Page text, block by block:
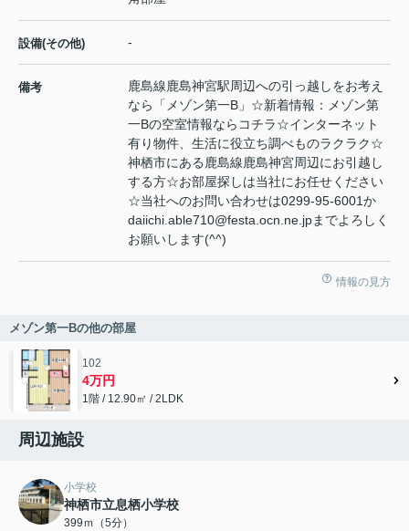
設備(その他) -
備考
鹿島線鹿島神宮駅周辺への引っ越しをお考え
なら「メゾン第一B」☆新着情報：メゾン第
一Bの空室情報ならコチラ☆インターネット
有り物件、生活に役立ち調べものラクラク☆
神栖市にある鹿島線鹿島神宮周辺にお引越し
する方☆お部屋探しは当社にお任せください
☆当社へのお問い合わせは0299-95-6001か
daiichi.able710@festa.ocn.ne.jpまでよろしく
お願いします(^^)
情報の見方
メゾン第一Bの他の部屋
102
4万円
1階 / 12.90㎡ / 2LDK
周辺施設
小学校
神栖市立息栖小学校
399ｍ（5分）